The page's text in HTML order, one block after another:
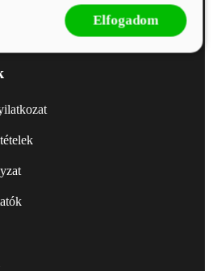
megválaszolunk!
Elfogadom